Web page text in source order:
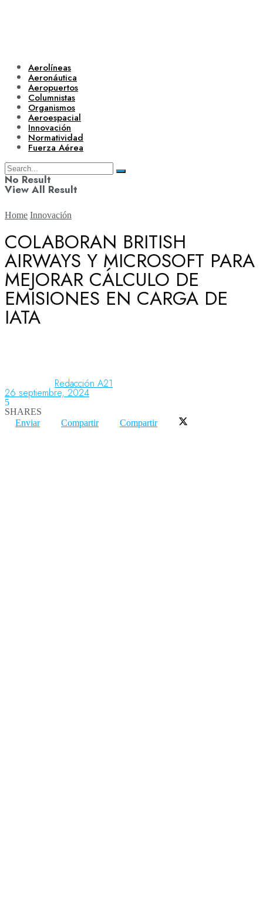
Aerolíneas
Aeronáutica
Aeropuertos
Columnistas
Organismos
Aeroespacial
Innovación
Normatividad
Fuerza Aérea
No Result
View All Result
Aerolíneas
Aeronáutica
Columnistas
Organismos
Home Innovación
COLABORAN BRITISH
AIRWAYS Y MICROSOFT PARA
MEJORAR CÁLCULO DE
EMISIONES EN CARGA DE
IATA
Redacción A21
26 septiembre, 2024
5
SHARES
Enviar
Compartir Compartir